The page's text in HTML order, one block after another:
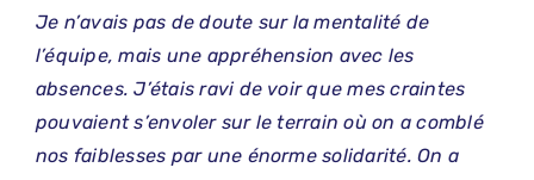
Je n’avais pas de doute sur la mentalité de
l’équipe, mais une appréhension avec les
absences. J’étais ravi de voir que mes craintes
pouvaient s’envoler sur le terrain où on a comblé
nos faiblesses par une énorme solidarité. On a